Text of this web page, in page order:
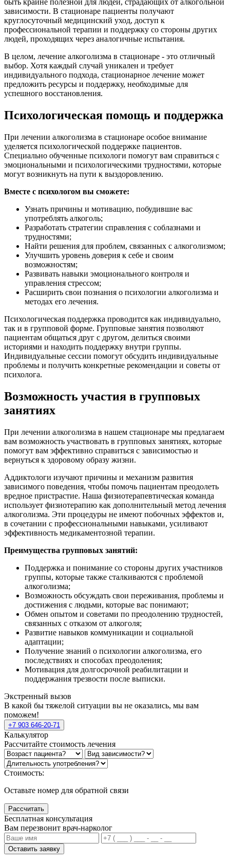
быть крайне полезной для людей, страдающих от алкогольной
зависимости. В стационаре пациенты получают
круглосуточный медицинский уход, доступ к
профессиональной терапии и поддержку со стороны других
людей, проходящих через аналогичные испытания.
В целом, лечение алкоголизма в стационаре - это отличный
выбор. Хотя каждый случай уникален и требует
индивидуального подхода, стационарное лечение может
предложить ресурсы и поддержку, необходимые для
успешного восстановления.
Психологическая помощь и поддержка
При лечении алкоголизма в стационаре особое внимание
уделяется психологической поддержке пациентов.
Специально обученные психологи помогут вам справиться с
эмоциональными и психологическими трудностями, которые
могут возникнуть на пути к выздоровлению.
Вместе с психологом вы сможете:
Узнать причины и мотивацию, побудившие вас
употреблять алкоголь;
Разработать стратегии справления с соблазнами и
трудностями;
Найти решения для проблем, связанных с алкоголизмом;
Улучшить уровень доверия к себе и своим
возможностям;
Развивать навыки эмоционального контроля и
управления стрессом;
Расширить свои познания о психологии алкоголизма и
методах его лечения.
Психологическая поддержка проводится как индивидуально,
так и в групповой форме. Групповые занятия позволяют
пациентам общаться друг с другом, делиться своими
историями и находить поддержку внутри группы.
Индивидуальные сессии помогут обсудить индивидуальные
проблемы и получить конкретные рекомендации и советы от
психолога.
Возможность участия в групповых
занятиях
При лечении алкоголизма в нашем стационаре мы предлагаем
вам возможность участвовать в групповых занятиях, которые
помогут вам эффективно справиться с зависимостью и
вернуться к здоровому образу жизни.
Аддиктологи изучают причины и механизм развития
зависимого поведения, чтобы помочь пациентам преодолеть
вредное пристрастие. Наша физиотерапевтическая команда
использует физиотерапию как дополнительный метод лечения
алкоголизма. Эти процедуры не имеют побочных эффектов и,
в сочетании с профессиональными навыками, усиливают
эффективность медикаментозной терапии.
Преимущества групповых занятий:
Поддержка и понимание со стороны других участников
группы, которые также сталкиваются с проблемой
алкоголизма;
Возможность обсуждать свои переживания, проблемы и
достижения с людьми, которые вас понимают;
Обмен опытом и советами по преодолению трудностей,
связанных с отказом от алкоголя;
Развитие навыков коммуникации и социальной
адаптации;
Получение знаний о психологии алкоголизма, его
последствиях и способах преодоления;
Мотивация для долгосрочной реабилитации и
поддержания трезвости после выписки.
Экстренный вызов
В какой бы тяжелой ситуации вы не оказались, мы вам
поможем!
+7 903 646-20-71
Калькулятор
Рассчитайте стоимость лечения
Стоимость:
Оставьте номер для обратной связи
Рассчитать
Бесплатная консультация
Вам перезвонит врач-нарколог
Оставить заявку